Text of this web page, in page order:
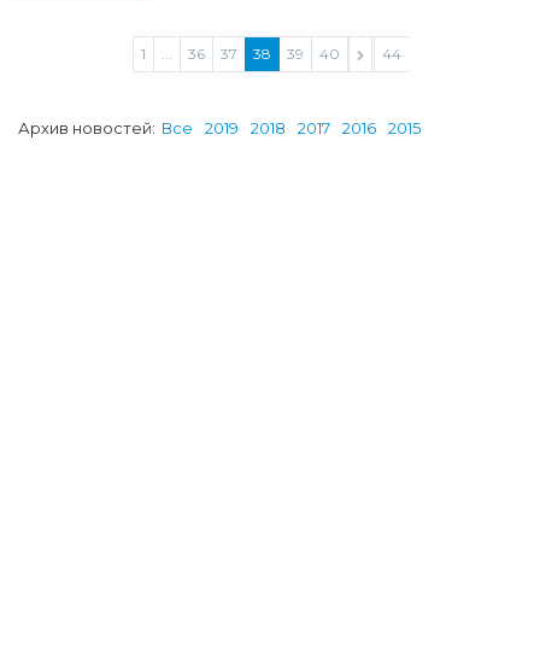
1 ... 36 37 38 39 40 ... 44
Архив новостей: Все 2019 2018 2017 2016 2015